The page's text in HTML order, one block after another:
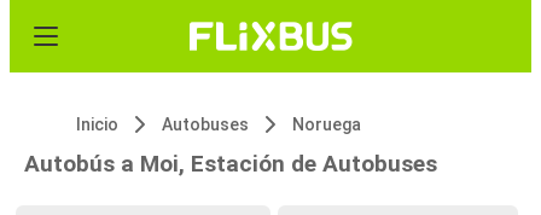
Inicio Autobuses Noruega
Autobús a Moi, Estación de Autobuses